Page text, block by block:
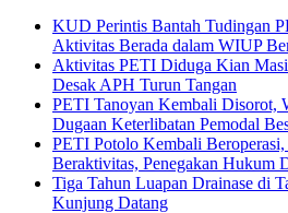
KUD Perintis Bantah Tudingan
Aktivitas Berada dalam WIUP
Aktivitas PETI Diduga Kian
Desak APH Turun Tangan
PETI Tanoyan Kembali Disorot,
Dugaan Keterlibatan Pemodal
PETI Potolo Kembali
Beraktivitas, Penegakan Hukum
Tiga Tahun Luapan Drainase di
Kunjung Datang